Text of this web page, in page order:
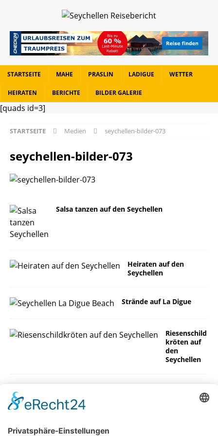
STARTSEITE MAHE PRASLIN LADIGUE WETTER
HEIRATEN BERICHTE BILDER GALERIE
[quads id=3]
STARTSEITE Medien seychellen-bilder-073
seychellen-bilder-073
Salsa tanzen auf den Seychellen
Heiraten auf den
Seychellen
Strände auf La Digue
Riesenschild
kröten auf
den
Seychellen